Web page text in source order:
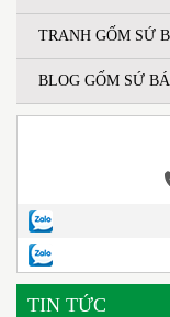
TRANH GỐM SỨ
BLOG GỐM SỨ
TIN TỨC